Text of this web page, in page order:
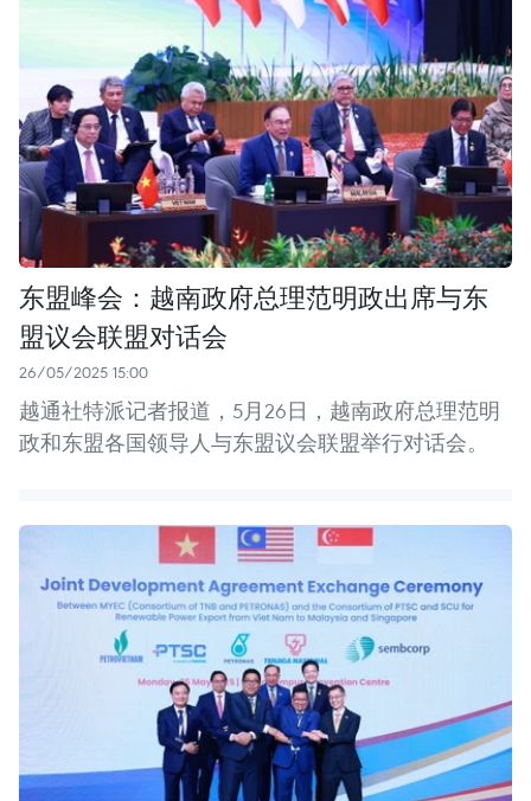
东盟峰会：越南政府总理范明政出席与东
盟议会联盟对话会
26/05/2025 15:00
越通社特派记者报道，5月26日，越南政府总理范明
政和东盟各国领导人与东盟议会联盟举行对话会。